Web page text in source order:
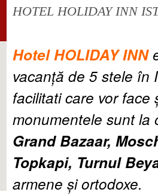
HOTEL HOLIDAY INN
Hotel HOLIDAY INN
vacanţă de 5 stele în
facilitati care vor face
monumentele sunt la
Grand Bazaar,
Topkapi, Turnul
armene şi ortodoxe.